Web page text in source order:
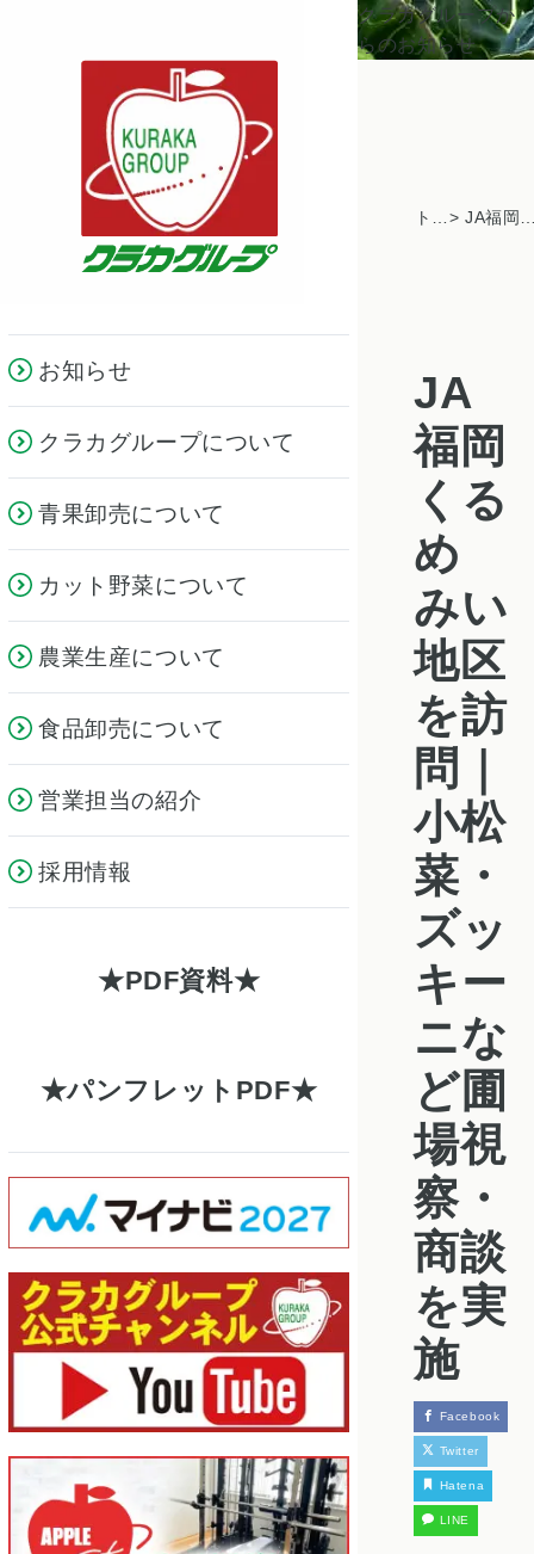
お知らせ
クラカグループについて
青果卸売について
カット野菜について
農業生産について
食品卸売について
営業担当の紹介
採用情報
PDF資料
パンフレットPDF
クラカグループか
らのお知らせ
トピックス一覧 > JA福岡くるめ みい地区を訪問｜小松菜・ズッキ
JA
福岡
くる
め
みい
地区
を訪
問｜
小松
菜・
ズッ
キー
ニな
ど圃
場視
察・
商談
を実
施
Facebook
Twitter
Hatena
LINE